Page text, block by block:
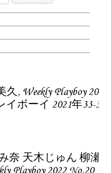
, Weekly Playboy 2021
ボーイ 2021年33-34
奈 天木じゅん 柳瀬
Playboy 2022 No.20